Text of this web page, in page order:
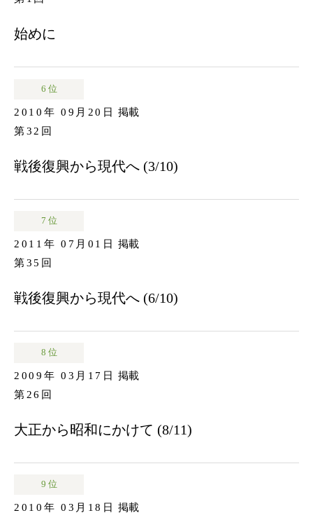
始めに
6 位
2010年 09月20日 掲載
第32回
戦後復興から現代へ (3/10)
7 位
2011年 07月01日
掲載
第35回
戦後復興から現代へ (6/10)
8 位
2009年 03月17日
掲載
第26回
大正から昭和にかけて (8/11)
9 位
2010年 03月18日
掲載